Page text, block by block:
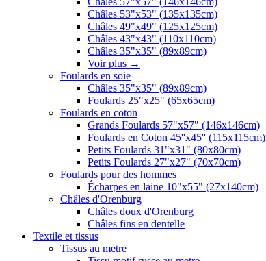
Châles 53"x53" (135x135cm)
Châles 49"x49" (125x125cm)
Châles 43"x43" (110x110cm)
Châles 35"x35" (89x89cm)
Voir plus →
Foulards en soie
Châles 35"x35" (89x89cm)
Foulards 25"x25" (65x65cm)
Foulards en coton
Grands Foulards 57"x57" (146x146cm)
Foulards en Coton 45''x45'' (115x115cm)
Petits Foulards 31"x31" (80x80cm)
Petits Foulards 27"x27" (70x70cm)
Foulards pour des hommes
Écharpes en laine 10"x55" (27x140cm)
Châles d'Orenburg
Châles doux d'Orenburg
Châles fins en dentelle
Textile et tissus
Tissus au metre